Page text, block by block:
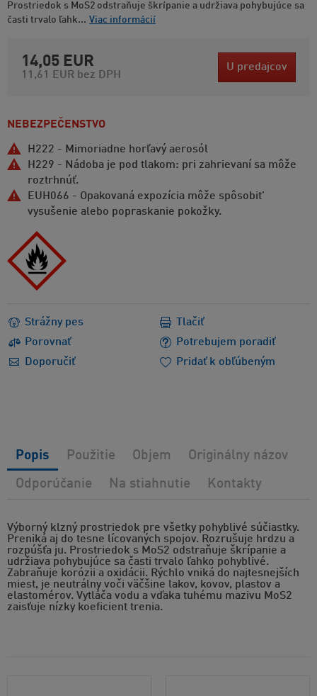
Prostriedok s MoS2 odstraňuje škrípanie a udržiava pohybujúce sa
časti trvalo ľahk... Viac informácií
14,05 EUR
11,61 EUR bez DPH
U predajcov
H222 - Mimoriadne horľavý aerosól
H229 - Nádoba je pod tlakom: pri zahrievaní sa môže
roztrhnúť.
EUH066 - Opakovaná expozícia môže spôsobit’
vysušenie alebo popraskanie pokožky.
NEBEZPEČENSTVO
Strážny pes
Porovnať
Potrebujem poradiť
Doporučiť
Tlačiť
Pridať k obľúbeným
Výborný klzný prostriedok pre všetky pohyblivé súčiastky.
Preniká aj do tesne lícovaných spojov. Rozrušuje hrdzu a
rozpúšťa ju. Prostriedok s MoS2 odstraňuje škrípanie a
udržiava pohybujúce sa časti trvalo ľahko pohyblivé.
Zabraňuje korózii a oxidácii. Rýchlo vniká do najtesnejších
miest, je neutrálny voči väčšine lakov, kovov, plastov a
elastomérov. Vytláča vodu a vďaka tuhému mazivu MoS2
zaisťuje nízky koeficient trenia.
Popis Použitie Objem Originálny názov
Odporúčanie Na stiahnutie Kontakty